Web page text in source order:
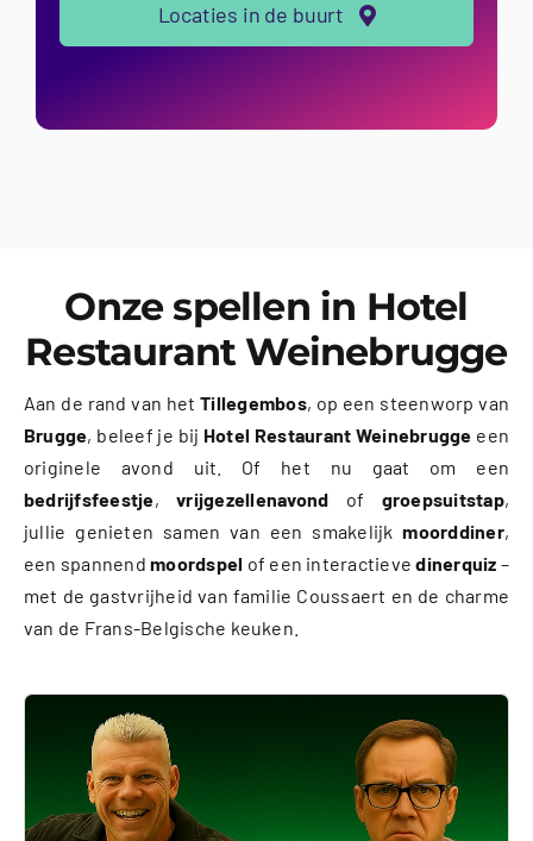
Locaties in de buurt
Onze spellen in Hotel
Restaurant Weinebrugge
Aan de rand van hetTillegembos, op een steenworp van
Brugge, beleef je bij Hotel Restaurant Weinebrugge een
originele avond uit. Of het nu gaat om een
bedrijfsfeestje,vrijgezellenavond of groepsuitstap,
jullie genieten samen van een smakelijkmoorddiner,
een spannendmoordspel of een interactievedinerquiz –
met de gastvrijheid van familie Coussaert en de charme
van de Frans-Belgische keuken.